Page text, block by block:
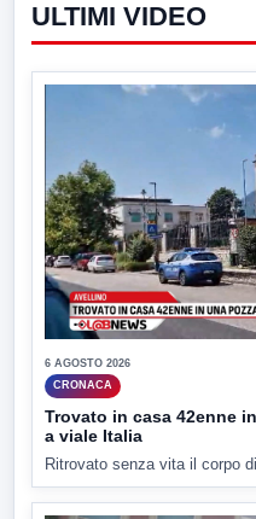
ULTIMI VIDEO
6 AGOSTO 2026
CRONACA
Trovato in casa 42enne
a viale Italia
Ritrovato senza vita il corpo